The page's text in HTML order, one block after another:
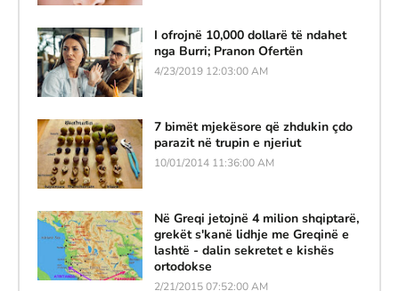
I ofrojnë 10,000 dollarë të ndahet
nga Burri; Pranon Ofertën
4/23/2019 12:03:00 AM
7 bimët mjekësore që zhdukin çdo
parazit në trupin e njeriut
10/01/2014 11:36:00 AM
Në Greqi jetojnë 4 milion shqiptarë,
grekët s'kanë lidhje me Greqinë e
lashtë - dalin sekretet e kishës
ortodokse
2/21/2015 07:52:00 AM